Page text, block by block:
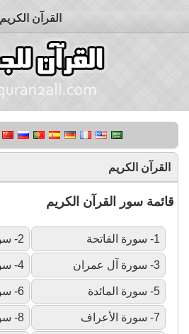
القرآن الكريم
القرآن الكريم
قائمة سور القرآن الكريم
1- سورة الفاتحة 2- سورة البقرة
3- سورة آل عمران 4- سورة النساء
5- سورة المائدة 6- سورة الأنعام
7- سورة الأعراف 8- سورة الأنفال